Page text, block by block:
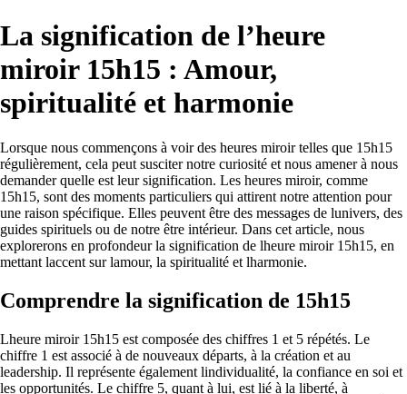
La signification de l’heure
miroir 15h15 : Amour,
spiritualité et harmonie
Lorsque nous commençons à voir des heures miroir telles que 15h15
régulièrement, cela peut susciter notre curiosité et nous amener à nous
demander quelle est leur signification. Les heures miroir, comme
15h15, sont des moments particuliers qui attirent notre attention pour
une raison spécifique. Elles peuvent être des messages de lunivers, des
guides spirituels ou de notre être intérieur. Dans cet article, nous
explorerons en profondeur la signification de lheure miroir 15h15, en
mettant laccent sur lamour, la spiritualité et lharmonie.
Comprendre la signification de 15h15
Lheure miroir 15h15 est composée des chiffres 1 et 5 répétés. Le
chiffre 1 est associé à de nouveaux départs, à la création et au
leadership. Il représente également lindividualité, la confiance en soi et
les opportunités. Le chiffre 5, quant à lui, est lié à la liberté, à